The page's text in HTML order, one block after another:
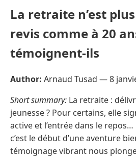
La retraite n’est
revis comme à 20
témoignent-ils
Author: Arnaud Tusad —8
Short summary: La retraite :
jeunesse ? Pour certains, elle
active et l’entrée dans le repos…
c’est le début d’une aventure
témoignage vibrant nous plonge